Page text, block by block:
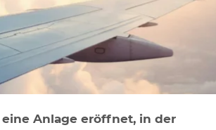
Anlage eröffnet, in der